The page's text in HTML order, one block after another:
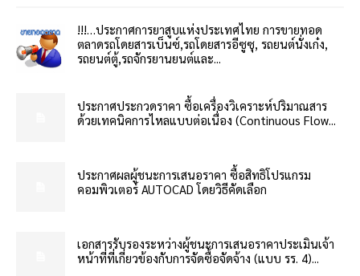
!!!…ประกาศการยาสูบแห่งประเทศไทย การขายทอด
ตลาดรถโดยสารเบ็นซ์,รถโดยสารอีซูซุ, รถยนต์นั่งเก๋ง,
รถยนต์ตู้,รถจักรยานยนต์และ...
ประกาศประกวดราคา ซื้อเครื่องวิเคราะห์ปริมาณสาร
ด้วยเทคนิคการไหลแบบต่อเนื่อง (Continuous Flow...
ประกาศผลผู้ชนะการเสนอราคา ซื้อสิทธิโปรแกรม
คอมพิวเตอร์ AUTOCAD โดยวิธีคัดเลือก
เอกสารรับรองระหว่างผู้ชนะการเสนอราคาประเมินเจ้า
หน้าที่ที่เกี่ยวข้องกับการจัดซื้อจัดจ้าง (แบบ รร. 4)...